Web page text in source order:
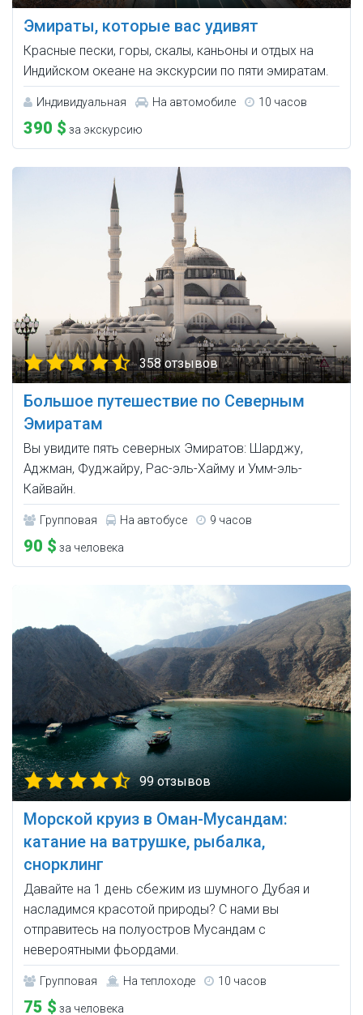
Эмираты, которые вас удивят
Красные пески, горы, скалы, каньоны и отдых на
Индийском океане на экскурсии по пяти эмиратам.
Индивидуальная На автомобиле 10 часов
390 $ за экскурсию
358 отзывов
Большое путешествие по Северным
Эмиратам
Вы увидите пять северных Эмиратов: Шарджу,
Аджман, Фуджайру, Рас-эль-Хайму и Умм-эль-
Кайвайн.
Групповая На автобусе 9 часов
90 $ за человека
99 отзывов
Морской круиз в Оман-Мусандам:
катание на ватрушке, рыбалка,
снорклинг
Давайте на 1 день сбежим из шумного Дубая и
насладимся красотой природы? С нами вы
отправитесь на полуостров Мусандам с
невероятными фьордами.
Групповая На теплоходе 10 часов
75 $ за человека